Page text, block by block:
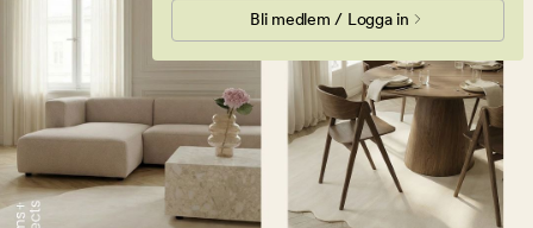
Bli medlem / Logga in